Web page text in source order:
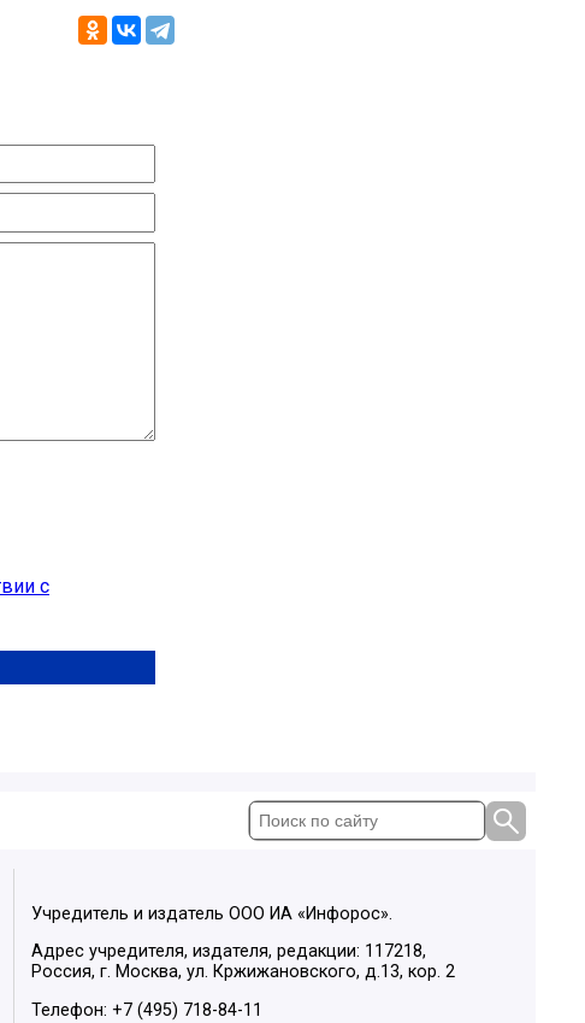
с
Учредитель и издатель ООО ИА «Инфорос».
Адрес учредителя, издателя, редакции: 117218,
Россия, г. Москва, ул. Кржижановского, д.13, кор. 2
Телефон: +7 (495) 718-84-11